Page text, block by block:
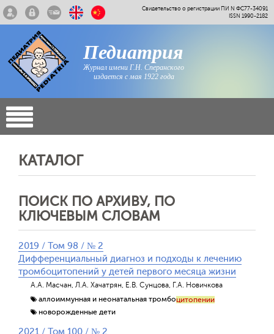
Свидетельство о регистрации ПИ N ФС77-34091
ISSN 1990-2182
Педиатрия
Журнал имени Г.Н. Сперанского
издается с мая 1922 года
КАТАЛОГ
ПОИСК ПО АРХИВУ, ПО
КЛЮЧЕВЫМ СЛОВАМ
2019 / Том 98 / № 2
Дифференциальный диагноз и подходы к лечению
тромбоцитопений у детей первого месяца жизни
А.А. Масчан, Л.А. Хачатрян, Е.В. Сунцова, Г.А. Новичкова
аллоиммунная и неонатальная тромбоцитопении
новорожденные дети
2021 / Том 100 / № 2